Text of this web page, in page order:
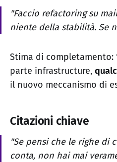
"Faccio refactoring su
niente della stabilità. Se
Stima di completamento:
parte infrastructure,
il nuovo meccanismo di
Citazioni chiave
"Se pensi che le righe di
conta, non hai mai